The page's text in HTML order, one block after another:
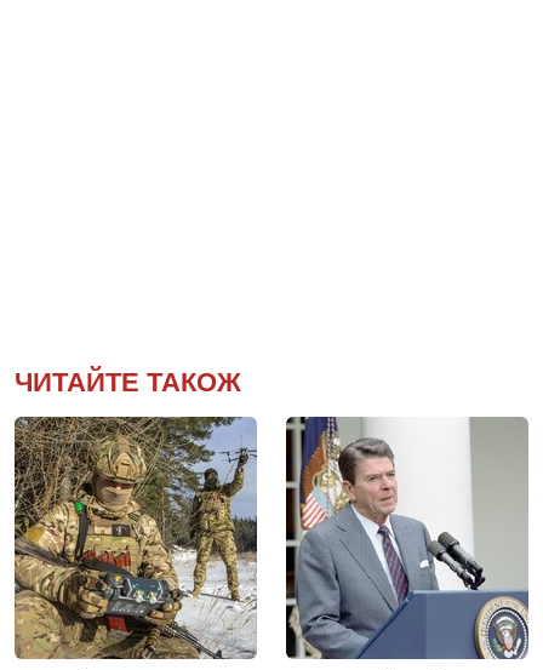
ЧИТАЙТЕ ТАКОЖ